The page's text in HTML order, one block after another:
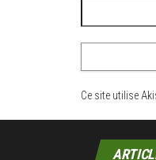
Ce site utilise